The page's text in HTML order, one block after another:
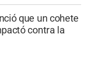
que un cohete
contra la